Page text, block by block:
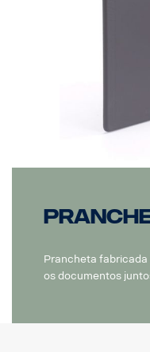
Prancheta
os documentos